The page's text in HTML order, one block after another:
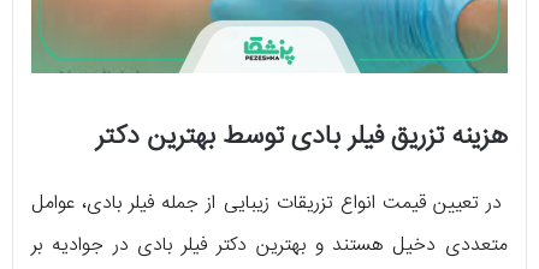
هزینه تزریق فیلر بادی توسط بهترین دکتر
در تعیین قیمت انواع تزریقات زیبایی از جمله فیلر بادی، عوامل
متعددی دخیل هستند و بهترین دکتر فیلر بادی در جوادیه بر